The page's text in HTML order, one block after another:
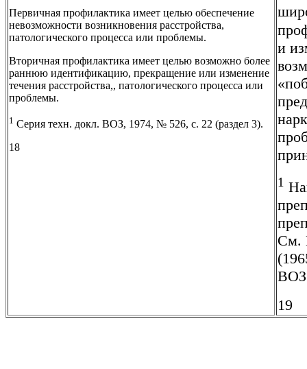
Первичная профилактика имеет целью обеспечение
невозможности возникновения расстройства,
патологического процесса или проблемы.
Вторичная профилактика имеет целью возможно более
раннюю идентификацию, прекращение или изменение
течения расстройства,, патологического процесса или
проблемы.
1 Серия техн. докл. ВОЗ, 1974, № 526, с. 22 (раздел 3).
18
и
1
См.
19